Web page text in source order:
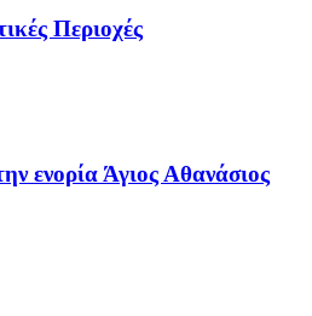
Περιοχές
ενορία Άγιος Αθανάσιος